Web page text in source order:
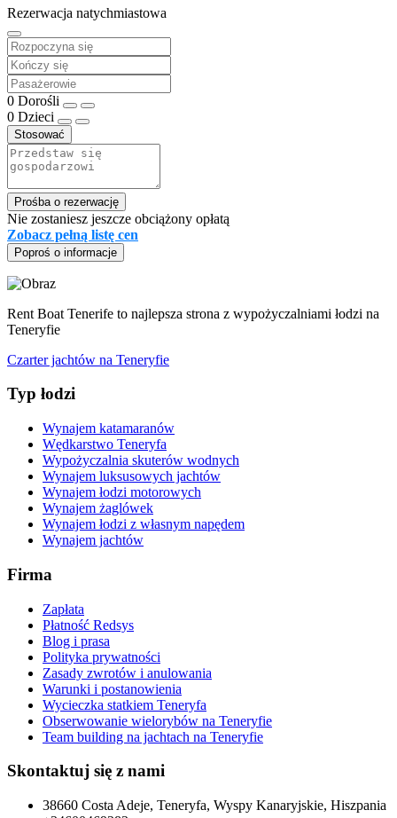
Rezerwacja natychmiastowa
0 Dorośli
0 Dzieci
Stosować
Prośba o rezerwację
Nie zostaniesz jeszcze obciążony opłatą
Zobacz pełną listę cen
Poproś o informacje
Rent Boat Tenerife to najlepsza strona z wypożyczalniami łodzi na
Teneryfie
Czarter jachtów na Teneryfie
Typ łodzi
Wynajem katamaranów
Wędkarstwo Teneryfa
Wypożyczalnia skuterów wodnych
Wynajem luksusowych jachtów
Wynajem łodzi motorowych
Wynajem żaglówek
Wynajem łodzi z własnym napędem
Wynajem jachtów
Firma
Zapłata
Płatność Redsys
Blog i prasa
Polityka prywatności
Zasady zwrotów i anulowania
Warunki i postanowienia
Wycieczka statkiem Teneryfa
Obserwowanie wielorybów na Teneryfie
Team building na jachtach na Teneryfie
Skontaktuj się z nami
38660 Costa Adeje, Teneryfa, Wyspy Kanaryjskie, Hiszpania